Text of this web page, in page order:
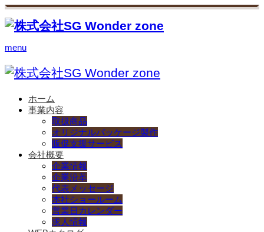
menu
ホーム
事業内容
取扱商品
オリジナルパッケージ製作
販促支援サービス
会社概要
企業情報
企業沿革
代表メッセージ
本社ショールーム
営業日カレンダー
求人情報